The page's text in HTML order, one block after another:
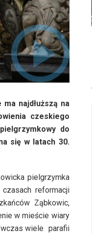
najdłuższą na
czeskiego
do
się w latach 30.
pielgrzymka
reformacji
Ząbkowic,
w mieście wiary
wiele parafii